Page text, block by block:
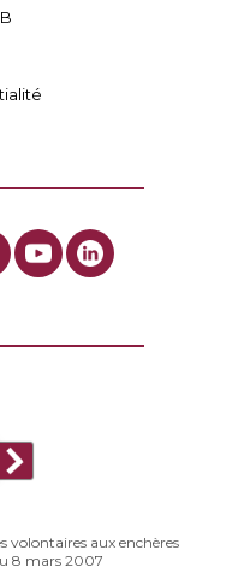
volontaires aux enchères
8 mars 2007